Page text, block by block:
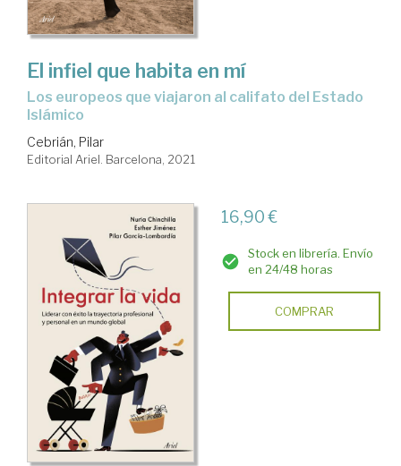
El infiel que habita en mí
los europeos que viajaron al califato del Estado
Islámico
Cebrián, Pilar
Editorial Ariel. Barcelona, 2021
16,90 €
Stock en librería. Envío
en 24/48 horas
COMPRAR